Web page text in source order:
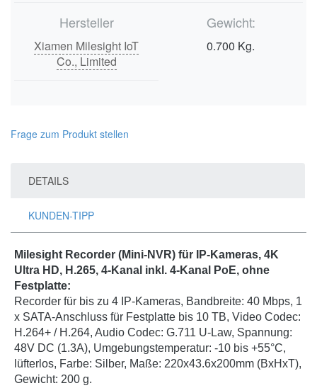
Hersteller
Xiamen Milesight IoT
Co., Limited
Gewicht:
0.700 Kg.
Frage zum Produkt stellen
DETAILS
KUNDEN-TIPP
Milesight Recorder (Mini-NVR) für IP-Kameras, 4K
Ultra HD, H.265, 4-Kanal inkl. 4-Kanal PoE, ohne
Festplatte:
Recorder für bis zu 4 IP-Kameras, Bandbreite: 40 Mbps, 1
x SATA-Anschluss für Festplatte bis 10 TB, Video Codec:
H.264+ / H.264, Audio Codec: G.711 U-Law, Spannung:
48V DC (1.3A), Umgebungstemperatur: -10 bis +55°C,
lüfterlos, Farbe: Silber, Maße: 220x43.6x200mm (BxHxT),
Gewicht: 200 g.